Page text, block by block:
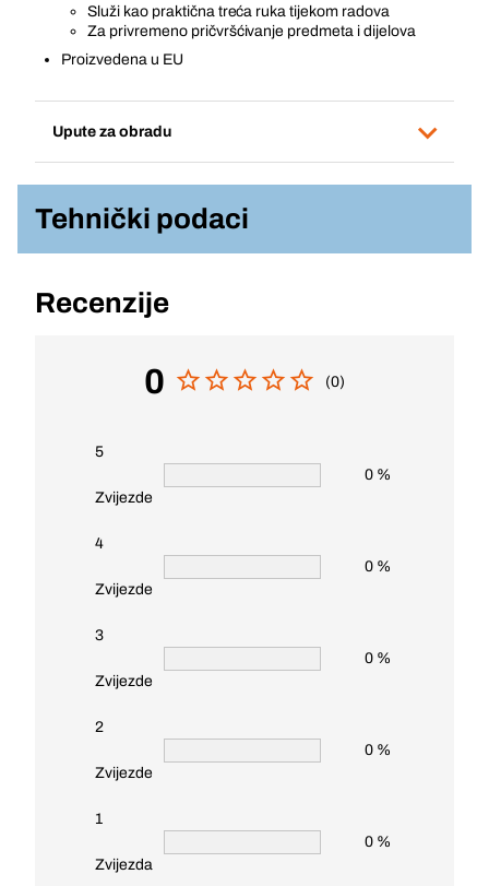
Služi kao praktična treća ruka tijekom radova
Za privremeno pričvršćivanje predmeta i dijelova
Proizvedena u EU
Upute za obradu
Tehnički podaci
Recenzije
0 (0)
5
Zvijezde
0 %
4
Zvijezde
0 %
3
Zvijezde
0 %
2
Zvijezde
0 %
1
Zvijezda
0 %